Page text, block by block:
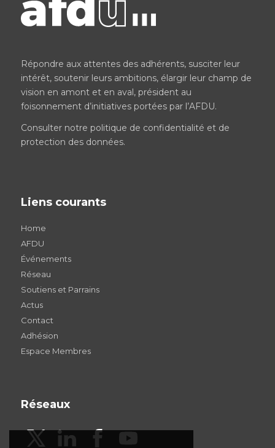
Répondre aux attentes des adhérents, susciter leur
intérêt, soutenir leurs ambitions, élargir leur champ de
vision en amont et en aval, président au
foisonnement d’initiatives portées par l’AFDU.
Consulter notre politique de confidentialité et de
protection des données.
Liens courants
Home
AFDU
Événements
Réseau
Soutiens et Parrains
Actus
Contact
Adhésion
Espace Membres
Réseaux